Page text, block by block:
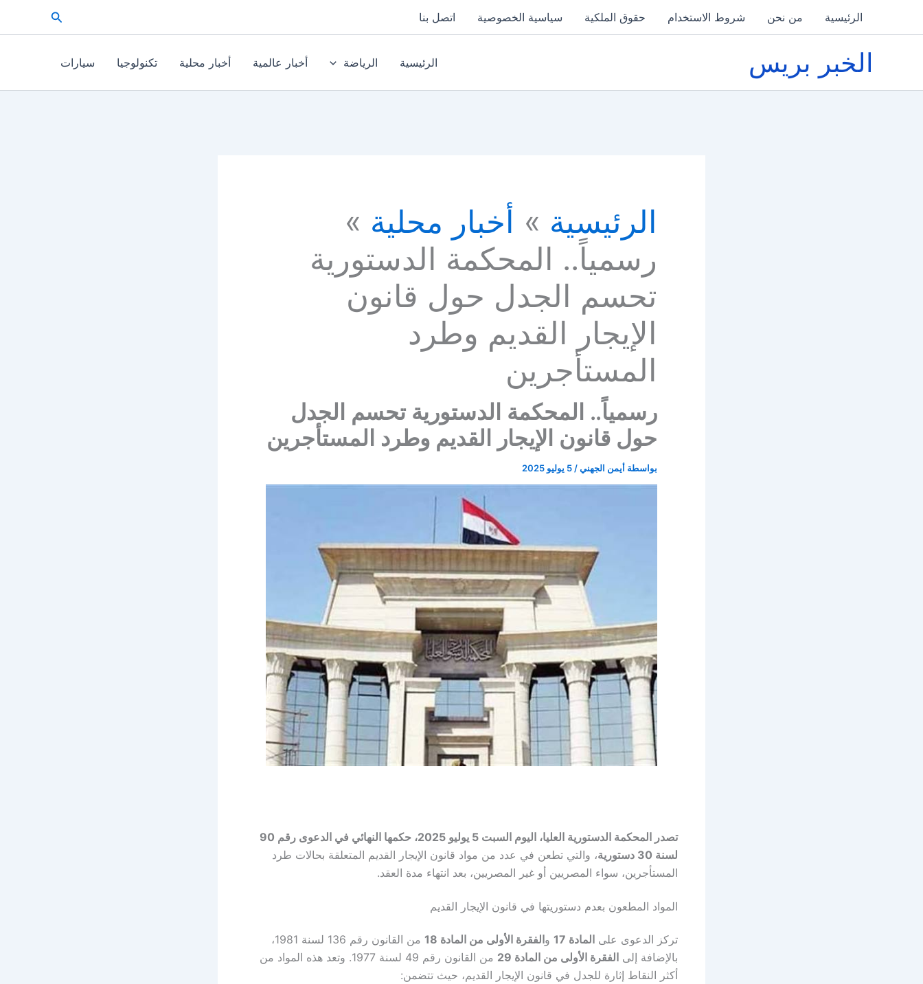
الرئيسية من نحن شروط الاستخدام حقوق الملكية سياسية الخصوصية اتصل بنا البحث
الخبر بريس الرئيسية الرياضة أخبار عالمية أخبار محلية تكنولوجيا سيارات
الرئيسية
أخبار محلية
رسمياً.. المحكمة الدستورية
تحسم الجدل حول قانون
الإيجار القديم وطرد
المستأجرين
رسمياً.. المحكمة الدستورية تحسم الجدل
حول قانون الإيجار القديم وطرد المستأجرين
بواسطة أيمن الجهني/ 5 يوليو 2025
تصدر المحكمة الدستورية العليا، اليوم السبت 5 يوليو 2025، حكمها النهائي في الدعوى رقم 90
لسنة 30 دستورية
، والتي تطعن في عدد من مواد قانون الإيجار القديم المتعلقة بحالات طرد
المستأجرين، سواء المصريين أو غير المصريين، بعد انتهاء مدة العقد.
المواد المطعون بعدم دستوريتها في قانون الإيجار القديم
تركز الدعوى على المادة 17 و الفقرة الأولى من المادة 18
من القانون رقم 136 لسنة 1981،
بالإضافة إلى الفقرة الأولى من المادة 29
من القانون رقم 49 لسنة 1977. وتعد هذه المواد من
أكثر النقاط إثارة للجدل في قانون الإيجار القديم، حيث تتضمن: